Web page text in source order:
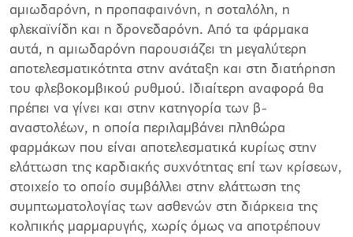
αµιωδαρόνη, η προπαφαινόνη, η σοταλόλη, η
φλεκαϊνίδη και η δρονεδαρόνη. Από τα φάρµακα
αυτά, η αµιωδαρόνη παρουσιάζει τη µεγαλύτερη
αποτελεσµατικότητα στην ανάταξη και στη διατήρηση
του φλεβοκοµβικού ρυθµού. Ιδιαίτερη αναφορά θα
πρέπει να γίνει και στην κατηγορία των β-
αναστολέων, η οποία περιλαµβάνει πληθώρα
φαρµάκων που είναι αποτελεσµατικά κυρίως στην
ελάττωση της καρδιακής συχνότητας επί των κρίσεων,
στοιχείο το οποίο συµβάλλει στην ελάττωση της
συµπτωµατολογίας των ασθενών στη διάρκεια της
κολπικής µαρµαρυγής, χωρίς όµως να αποτρέπουν